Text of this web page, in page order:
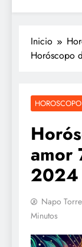
Inicio
Horóscopo
amor
2024
Napo
Minutos